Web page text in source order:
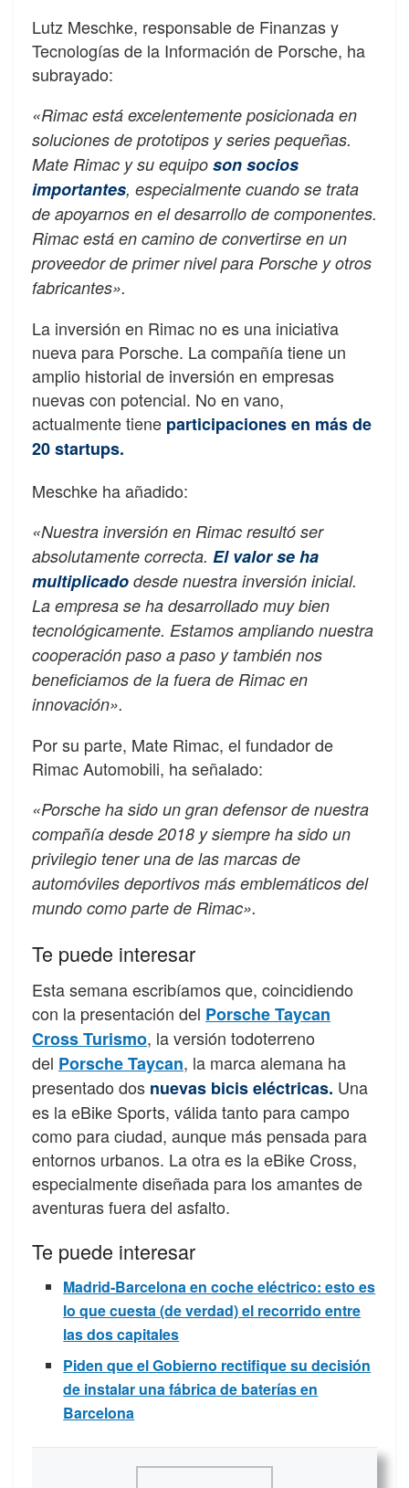
Lutz Meschke, responsable de Finanzas y
Tecnologías de la Información de Porsche, ha
subrayado:
«Rimac está excelentemente posicionada en
soluciones de prototipos y series pequeñas.
Mate Rimac y su equipo son socios
importantes, especialmente cuando se trata
de apoyarnos en el desarrollo de componentes.
Rimac está en camino de convertirse en un
proveedor de primer nivel para Porsche y otros
fabricantes».
La inversión en Rimac no es una iniciativa
nueva para Porsche. La compañía tiene un
amplio historial de inversión en empresas
nuevas con potencial. No en vano,
actualmente tiene participaciones en más de
20 startups.
Meschke ha añadido:
«Nuestra inversión en Rimac resultó ser
absolutamente correcta. El valor se ha
multiplicado desde nuestra inversión inicial.
La empresa se ha desarrollado muy bien
tecnológicamente. Estamos ampliando nuestra
cooperación paso a paso y también nos
beneficiamos de la fuera de Rimac en
innovación».
Por su parte, Mate Rimac, el fundador de
Rimac Automobili, ha señalado:
«Porsche ha sido un gran defensor de nuestra
compañía desde 2018 y siempre ha sido un
privilegio tener una de las marcas de
automóviles deportivos más emblemáticos del
mundo como parte de Rimac».
Te puede interesar
Esta semana escribíamos que, coincidiendo
con la presentación del Porsche Taycan
Cross Turismo, la versión todoterreno
del Porsche Taycan, la marca alemana ha
presentado dos nuevas bicis eléctricas. Una
es la eBike Sports, válida tanto para campo
como para ciudad, aunque más pensada para
entornos urbanos. La otra es la eBike Cross,
especialmente diseñada para los amantes de
aventuras fuera del asfalto.
Te puede interesar
Madrid-Barcelona en coche eléctrico: esto es
lo que cuesta (de verdad) el recorrido entre
las dos capitales
Piden que el Gobierno rectifique su decisión
de instalar una fábrica de baterías en
Barcelona